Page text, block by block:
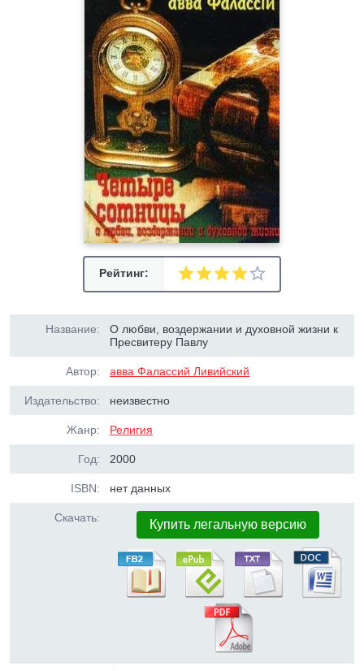
Рейтинг:
Название:
О любви, воздержании и духовной жизни к
Пресвитеру Павлу
Автор: авва Фалассий Ливийский
Издательство: неизвестно
Жанр: Религия
Год: 2000
ISBN: нет данных
Скачать: Купить легальную версию